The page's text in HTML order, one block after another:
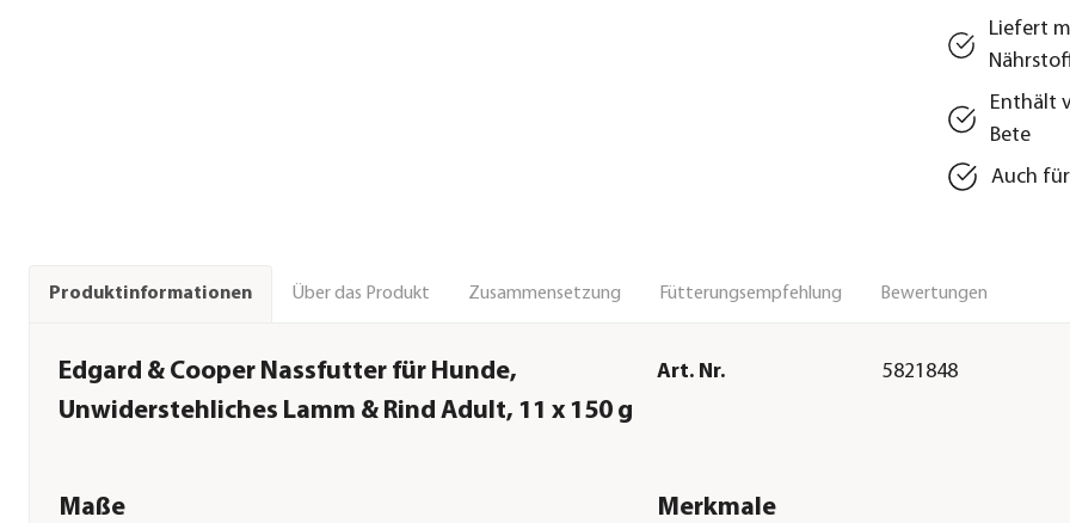
Liefert
Enthält
Bete
Auch
Produktinformationen Über das Produkt Zusammensetzung Fütterungsempfehlung Bewertungen
Edgard & Cooper Nassfutter für Hunde,
Unwiderstehliches Lamm & Rind Adult, 11 x 150 g
Art. Nr. 5821848
Maße Merkmale